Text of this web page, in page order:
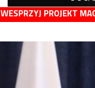
WESPRZYJ PROJEKT